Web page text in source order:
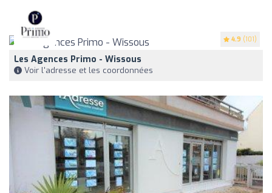
4.9 (101)
Les Agences Primo - Wissous
Voir l'adresse et les coordonnées